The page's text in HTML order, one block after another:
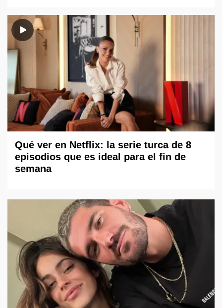
Qué ver en Netflix: la serie turca de 8
episodios que es ideal para el fin de
semana